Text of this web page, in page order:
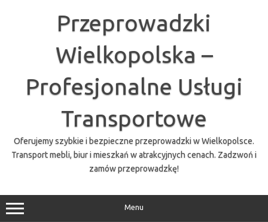
Przeprowadzki
Wielkopolska –
Profesjonalne Usługi
Transportowe
Oferujemy szybkie i bezpieczne przeprowadzki w Wielkopolsce.
Transport mebli, biur i mieszkań w atrakcyjnych cenach. Zadzwoń i
zamów przeprowadzkę!
Menu